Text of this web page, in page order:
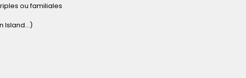
ou familiales
Island…)